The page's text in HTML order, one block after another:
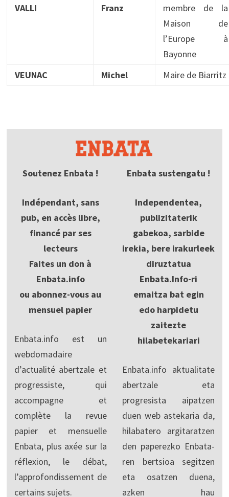
VALLI Franz
membre de la
Maison de
l’Europe à
Bayonne
VEUNAC
Michel Maire de Biarritz
Soutenez Enbata !
Indépendant, sans
pub, en accès libre,
financé par ses
lecteurs
Faites un don à
Enbata.info
ou abonnez-vous au
mensuel papier
Enbata.info est un
webdomadaire
d’actualité abertzale et
progressiste, qui
accompagne et
complète la revue
papier et mensuelle
Enbata, plus axée sur la
réflexion, le débat,
l’approfondissement de
certains sujets.
Enbata sustengatu !
Independentea,
publizitaterik
gabekoa, sarbide
irekia, bere irakurleek
diruztatua
Enbata.Info-ri
emaitza bat egin
edo harpidetu
zaitezte
hilabetekariari
Enbata.info aktualitate
abertzale eta
progresista aipatzen
duen web astekaria da,
hilabatero argitaratzen
den paperezko Enbata-
ren bertsioa segitzen
eta osatzen duena,
azken hau